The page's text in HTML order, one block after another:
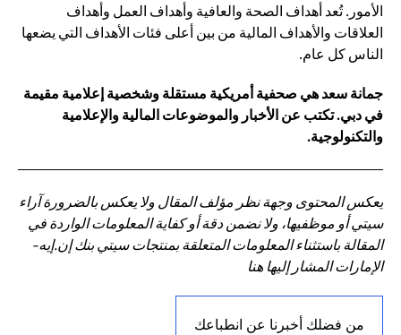
الأمور. تُعد أهداف الصحة والعافية وأهداف العمل وأهداف
العلاقات والأهداف المالية من بين أعلى فئات الأهداف التي يضعها
الناس كل عام.
جمانة سعد هي صحفية أمريكية مستقلة وشخصية إعلامية مقيمة
في دبي. تكتب عن الأخبار والموضوعات المالية والإعلامية
والتكنولوجية.
يعكس المحتوى وجهة نظر مؤلف المقال ولا يعكس بالضرورة آراء
سيتي أو موظفيها، ولا نضمن دقة أو كفاية المعلومات الواردة في
المقالة باستثناء المعلومات المتعلقة بمنتجات سيتي بنك إن.إيه-
الإمارات المشار إليها هنا
من فضلك أخبرنا عن انطباعك